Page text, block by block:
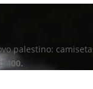
palestino: